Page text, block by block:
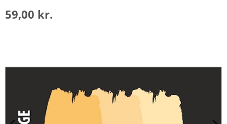
59,00 kr.